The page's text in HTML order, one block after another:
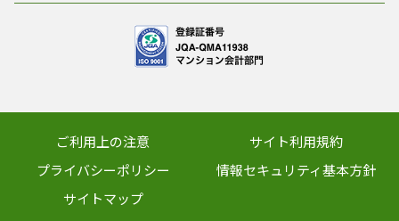
ご利用上の注意
サイト利用規約
プライバシーポリシー
情報セキュリティ基本方針
サイトマップ